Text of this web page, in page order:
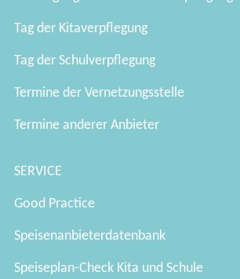
Tag der Kitaverpflegung
Tag der Schulverpflegung
Termine der Vernetzungsstelle
Termine anderer Anbieter
SERVICE
Good Practice
Speisenanbieterdatenbank
Speiseplan-Check Kita und Schule